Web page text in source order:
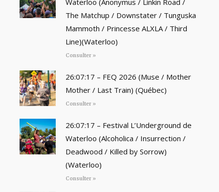
The Matchup / Downstater / Tunguska
Mammoth / Princesse ALXLA / Third
Line)(Waterloo)
Consulter »
26:07:17 – FEQ 2026 (Muse / Mother
Mother / Last Train) (Québec)
Consulter »
26:07:17 – Festival L’Underground de
Waterloo (Alcoholica / Insurrection /
Deadwood / Killed by Sorrow)
(Waterloo)
Consulter »